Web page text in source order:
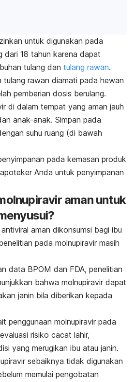
untuk digunakan pada
dari 18 tahun karena dapat
tulang dan tulang rawan.
tulang rawan diamati pada hewan
pemberian dosis berulang.
di dalam tempat yang aman jauh
anak-anak. Simpan pada
suhu ruang (di bawah
pada kemasan produk
Anda untuk penyimpanan
aman untuk
aman dikonsumsi bagi ibu
pada molnupiravir masih
data BPOM dan FDA, penelitian
bahwa molnupiravir dapat
janin bila diberikan kepada
penggunaan molnupiravir pada
risiko cacat lahir,
yang merugikan ibu atau janin.
sebaiknya tidak digunakan
memulai pengobatan